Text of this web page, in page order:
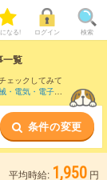
なる! ログイン 検索
一覧
ェックしてみて
・電気・電子）
んでいただけま
条件の変更
平均時給: 1,950 円